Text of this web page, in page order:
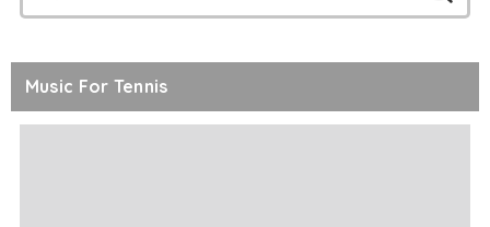
索:
Music For Tennis